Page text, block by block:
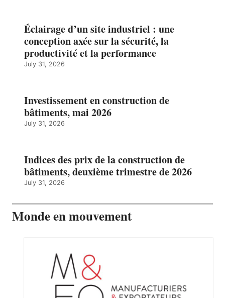
Éclairage d’un site industriel : une
conception axée sur la sécurité, la
productivité et la performance
July 31, 2026
Investissement en construction de
bâtiments, mai 2026
July 31, 2026
Indices des prix de la construction de
bâtiments, deuxième trimestre de 2026
July 31, 2026
Monde en mouvement